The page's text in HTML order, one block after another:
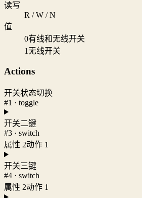
读写
R / W / N
值
0有线和无线开关
1无线开关
Actions
开关状态切换
#1 · toggle
开关二键
#3 · switch
属性 2动作 1
开关三键
#4 · switch
属性 2动作 1